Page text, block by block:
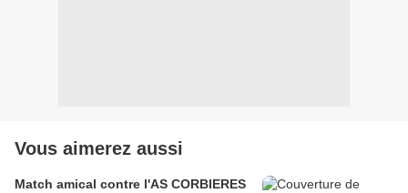
Vous aimerez aussi
Match amical contre l'AS CORBIERES